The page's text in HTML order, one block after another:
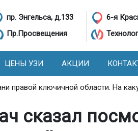
пр. Энгельса, д.133
Пр.Просвещения
6-я
ЦЕНЫ УЗИ АКЦИИ
правой ключичной области. На
сказал